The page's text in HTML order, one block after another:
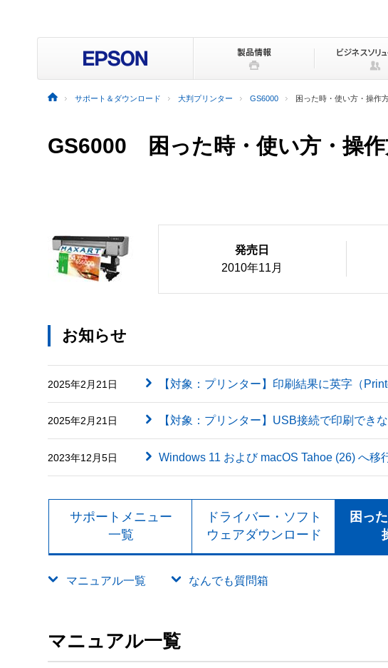
サポート＆ダウンロード 大判プリンター GS6000 困った時・使い方・操作
GS6000 困った時・使い方・操
発売日
2010年11月
お知らせ
2025年2月21日 【対象：プリンター】印刷結果に英字（
2025年2月21日 【対象：プリンター】USB接続で印刷でき
2023年12月5日 Windows 11 および macOS Tahoe (26) へ移
サポートメニュー
一覧
ドライバー・ソフト
ウェアダウンロード
困っ
マニュアル一覧 なんでも質問箱
マニュアル一覧